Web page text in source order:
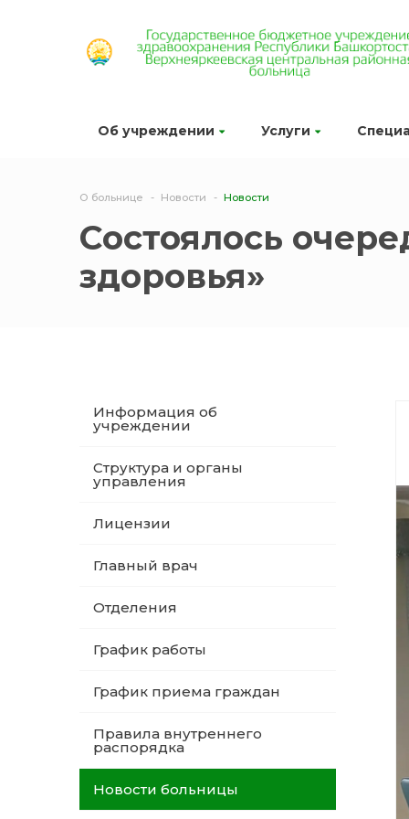
Об учреждении Услуги
О больнице Новости Новости
Состоялось
здоровья»
Информация об
учреждении
Структура и органы
управления
Лицензии
Главный врач
Отделения
График работы
График приема граждан
Правила внутреннего
распорядка
Новости больницы